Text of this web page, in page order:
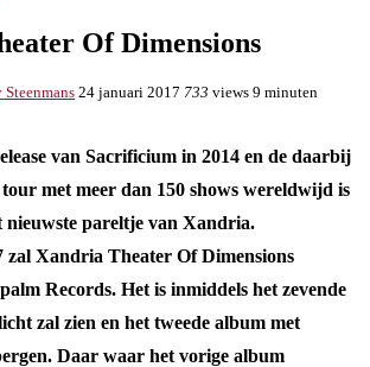
Of Dimensions
Steenmans 24 januari 2017 733 views 9 minuten
van Sacrificium in 2014 en de daarbij
met meer dan 150 shows wereldwijd is
pareltje van Xandria.
zal Xandria Theater Of Dimensions
Records. Het is inmiddels het zevende
zal zien en het tweede album met
Daar waar het vorige album